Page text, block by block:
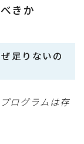
きか
足りないの
ログラムは存